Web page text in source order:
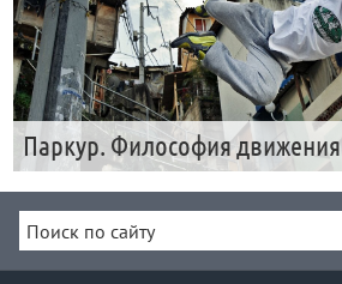
Паркур. Философия движения